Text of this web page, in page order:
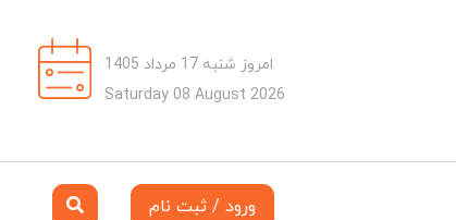
امروز شنبه 17 مرداد 1405
Saturday 08 August 2026
ورود / ثبت نام